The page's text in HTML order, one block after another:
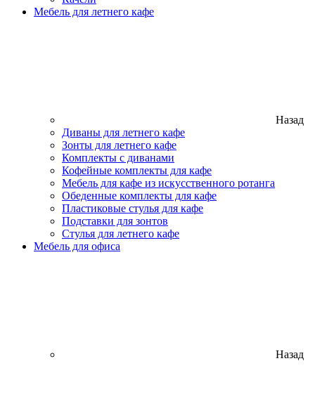
Мебель для летнего кафе
Назад
Диваны для летнего кафе
Зонты для летнего кафе
Комплекты с диванами
Кофейные комплекты для кафе
Мебель для кафе из искусственного ротанга
Обеденные комплекты для кафе
Пластиковые стулья для кафе
Подставки для зонтов
Стулья для летнего кафе
Мебель для офиса
Назад